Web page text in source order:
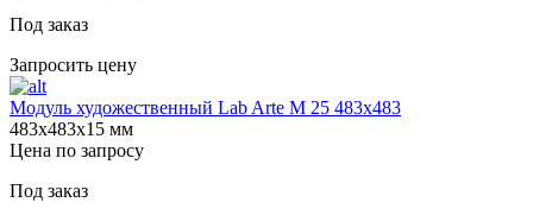
Под заказ
Запросить цену
Модуль художественный Lab Arte М 25 483х483
483х483х15 мм
Цена по запросу
Под заказ